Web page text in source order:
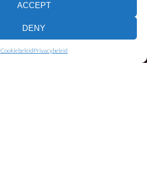
ACCEPT
DENY
CookiebeleidPrivacybeleid
INFORMATIE